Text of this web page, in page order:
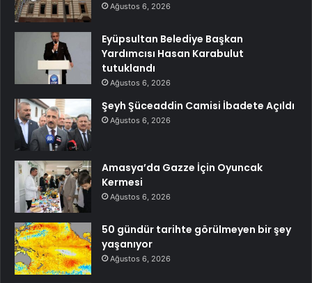
Ağustos 6, 2026
Eyüpsultan Belediye Başkan
Yardımcısı Hasan Karabulut
tutuklandı
Ağustos 6, 2026
Şeyh Şüceaddin Camisi İbadete Açıldı
Ağustos 6, 2026
Amasya’da Gazze İçin Oyuncak
Kermesi
Ağustos 6, 2026
50 gündür tarihte görülmeyen bir şey
yaşanıyor
Ağustos 6, 2026